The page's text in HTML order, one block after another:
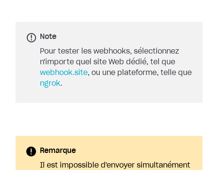
Note
Pour tester les webhooks, sélectionnez
n'importe quel site Web dédié, tel que
webhook.site, ou une plateforme, telle que
ngrok.
Remarque
Il est impossible d'envoyer simultanément